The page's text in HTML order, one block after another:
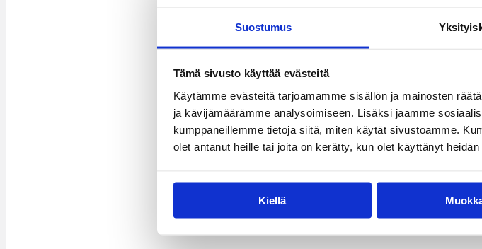
Suostumus
Tämä sivusto käyttää evästeitä
Käytämme evästeitä tarjoamamme sisällön ja mainosten
ja kävijämäärämme analysoimiseen. Lisäksi jaamme
kumppaneillemme tietoja siitä, miten käytät sivustoamme.
olet antanut heille tai joita on kerätty, kun olet käyttänyt heidän
Kiellä